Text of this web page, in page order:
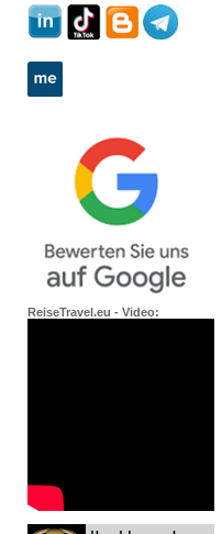
ReiseTravel.eu - Video: